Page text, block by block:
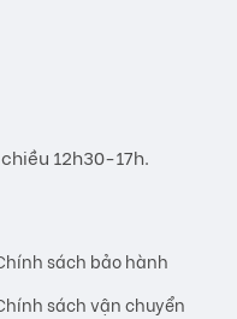
12h30-17h.
sách bảo hành
sách vận chuyển